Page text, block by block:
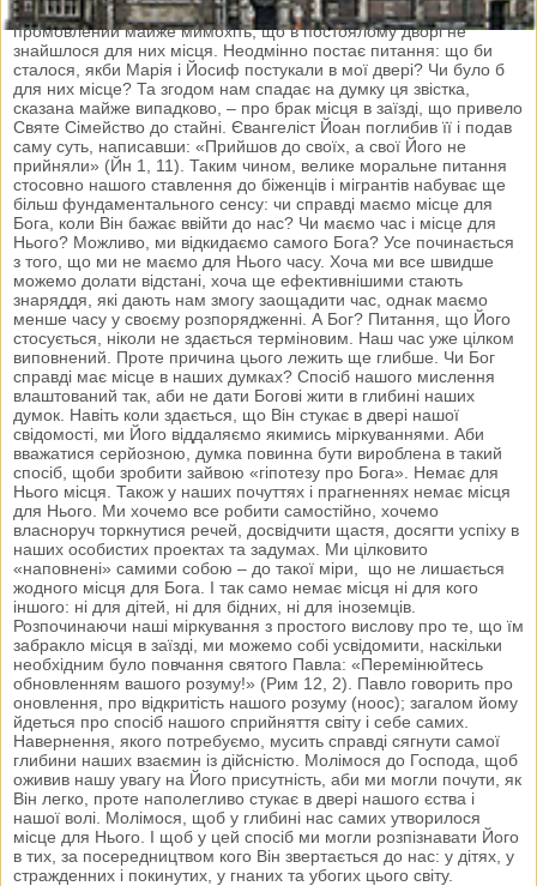
Завжди по-новому хвилює мене також і вислів євангеліста,
промовлений майже мимохіть, що в постоялому дворі не
знайшлося для них місця. Неодмінно постає питання: що би
сталося, якби Марія і Йосиф постукали в мої двері? Чи було б
для них місце? Та згодом нам спадає на думку ця звістка,
сказана майже випадково, – про брак місця в заїзді, що привело
Святе Сімейство до стайні. Євангеліст Йоан поглибив її і подав
саму суть, написавши: «Прийшов до своїх, а свої Його не
прийняли» (Йн 1, 11). Таким чином, велике моральне питання
стосовно нашого ставлення до біженців і мігрантів набуває ще
більш фундаментального сенсу: чи справді маємо місце для
Бога, коли Він бажає ввійти до нас? Чи маємо час і місце для
Нього? Можливо, ми відкидаємо самого Бога? Усе починається
з того, що ми не маємо для Нього часу. Хоча ми все швидше
можемо долати відстані, хоча ще ефективнішими стають
знаряддя, які дають нам змогу заощадити час, однак маємо
менше часу у своєму розпорядженні. А Бог? Питання, що Його
стосується, ніколи не здається терміновим. Наш час уже цілком
виповнений. Проте причина цього лежить ще глибше. Чи Бог
справді має місце в наших думках? Спосіб нашого мислення
влаштований так, аби не дати Богові жити в глибині наших
думок. Навіть коли здається, що Він стукає в двері нашої
свідомості, ми Його віддаляємо якимись міркуваннями. Аби
вважатися серйозною, думка повинна бути вироблена в такий
спосіб, щоби зробити зайвою «гіпотезу про Бога». Немає для
Нього місця. Також у наших почуттях і прагненнях немає місця
для Нього. Ми хочемо все робити самостійно, хочемо
власноруч торкнутися речей, досвідчити щастя, досягти успіху в
наших особистих проектах та задумах. Ми цілковито
«наповнені» самими собою – до такої міри, що не лишається
жодного місця для Бога. І так само немає місця ні для кого
іншого: ні для дітей, ні для бідних, ні для іноземців.
Розпочинаючи наші міркування з простого вислову про те, що їм
забракло місця в заїзді, ми можемо собі усвідомити, наскільки
необхідним було повчання святого Павла: «Перемінюйтесь
обновленням вашого розуму!» (Рим 12, 2). Павло говорить про
оновлення, про відкритість нашого розуму (ноос); загалом йому
йдеться про спосіб нашого сприйняття світу і себе самих.
Навернення, якого потребуємо, мусить справді сягнути самої
глибини наших взаємин із дійсністю. Молімося до Господа, щоб
оживив нашу увагу на Його присутність, аби ми могли почути, як
Він легко, проте наполегливо стукає в двері нашого єства і
нашої волі. Молімося, щоб у глибині нас самих утворилося
місце для Нього. І щоб у цей спосіб ми могли розпізнавати Його
в тих, за посередництвом кого Він звертається до нас: у дітях, у
стражденних і покинутих, у гнаних та убогих цього світу.